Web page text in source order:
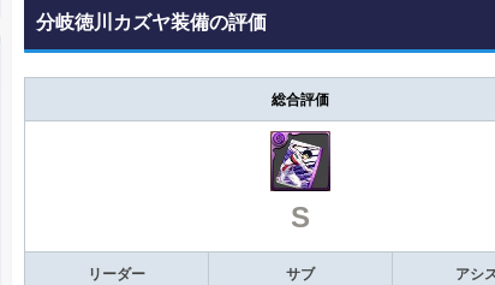
分岐徳川カズヤ装備の評価
総合評価
S
リーダー サブ アシ